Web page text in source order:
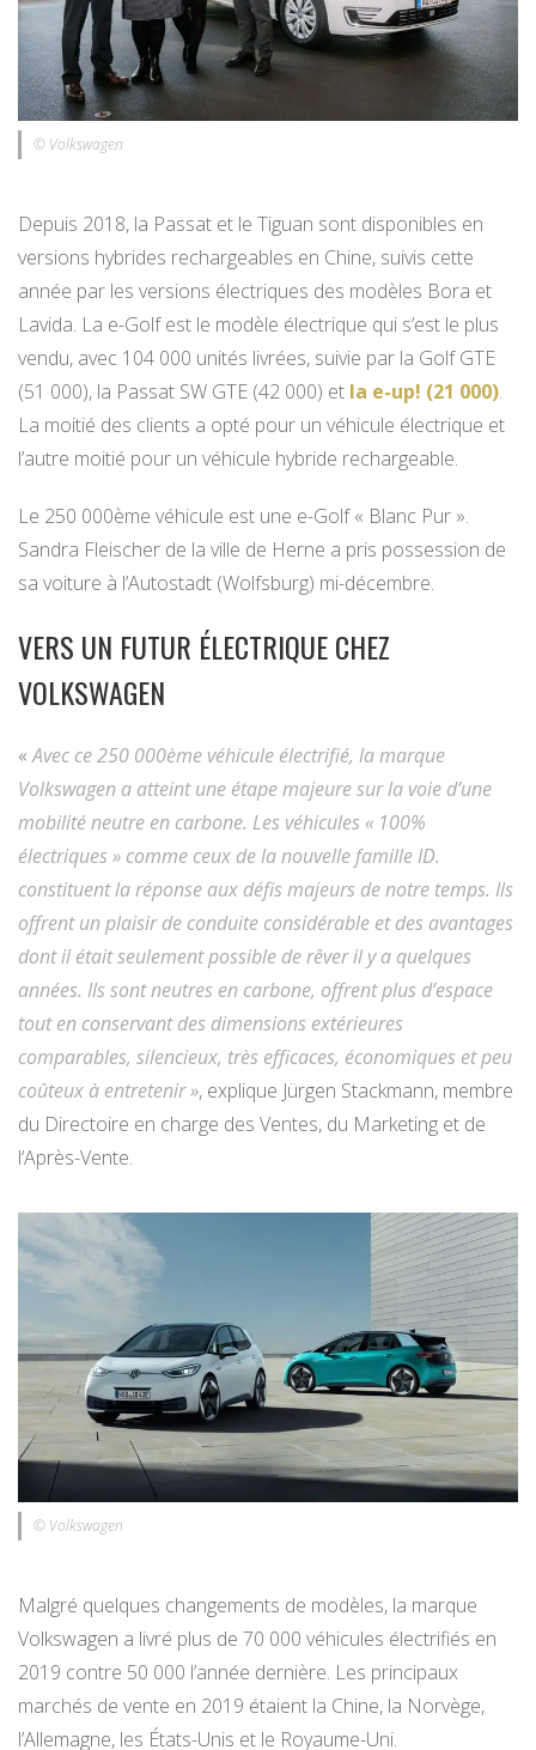
© Volkswagen
Depuis 2018, la Passat et le Tiguan sont disponibles en
versions hybrides rechargeables en Chine, suivis cette
année par les versions électriques des modèles Bora et
Lavida. La e-Golf est le modèle électrique qui s’est le plus
vendu, avec 104 000 unités livrées, suivie par la Golf GTE
(51 000), la Passat SW GTE (42 000) et la e-up! (21 000).
La moitié des clients a opté pour un véhicule électrique et
l’autre moitié pour un véhicule hybride rechargeable.
Le 250 000ème véhicule est une e-Golf « Blanc Pur ».
Sandra Fleischer de la ville de Herne a pris possession de
sa voiture à l’Autostadt (Wolfsburg) mi-décembre.
VERS UN FUTUR ÉLECTRIQUE CHEZ
VOLKSWAGEN
«Avec ce 250 000ème véhicule électrifié, la marque
Volkswagen a atteint une étape majeure sur la voie d’une
mobilité neutre en carbone. Les véhicules « 100%
électriques » comme ceux de la nouvelle famille ID.
constituent la réponse aux défis majeurs de notre temps. Ils
offrent un plaisir de conduite considérable et des avantages
dont il était seulement possible de rêver il y a quelques
années. Ils sont neutres en carbone, offrent plus d’espace
tout en conservant des dimensions extérieures
comparables, silencieux, très efficaces, économiques et peu
coûteux à entretenir », explique Jürgen Stackmann, membre
du Directoire en charge des Ventes, du Marketing et de
l‘Après-Vente.
© Volkswagen
Malgré quelques changements de modèles, la marque
Volkswagen a livré plus de 70 000 véhicules électrifiés en
2019 contre 50 000 l’année dernière. Les principaux
marchés de vente en 2019 étaient la Chine, la Norvège,
l’Allemagne, les États-Unis et le Royaume-Uni.